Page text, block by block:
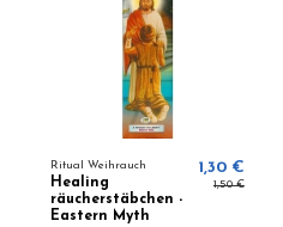
Ritual Weihrauch
Healing
räucherstäbchen -
Eastern Myth
1,30 €
1,50 €